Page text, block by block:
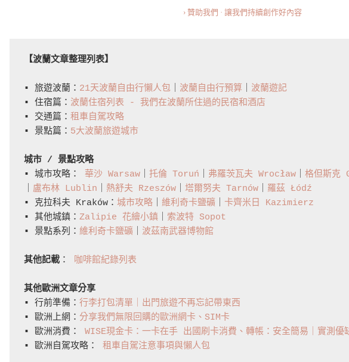
注
包
How
To
In
Rzeszów,
Poland
› 贊助我們 · 讓我們持續創作好內容
【波蘭文章整理列表】
▪️ 旅遊波蘭： 21天波蘭自由行懶人包 波蘭自由行預算
波蘭遊記
▪️ 住宿篇： 波蘭住宿列表 - 我們在波蘭所住過的民宿和酒店
▪️ 交通篇： 租車自駕攻略
▪️ 景點篇： 5大波蘭旅遊城市
城市 / 景點攻略
▪️ 城市攻略： 華沙 Warsaw 托倫 Toruń 弗羅茨瓦夫 Wrocław 格但斯克
盧布林 Lublin 熱舒夫 Rzeszów 塔爾努夫 Tarnów
羅茲 Łódź
▪️ 克拉科夫 Kraków： 城市攻略 維利奇卡鹽礦
卡齊米日 Kazimierz
▪️ 其他城鎮： Zalipie 花繪小鎮
索波特 Sopot
▪️ 景點系列： 維利奇卡鹽礦 波茲南武器博物館
其他記載 ： 咖啡館紀錄列表
其他歐洲文章分享
▪️ 行前準備： 行李打包清單｜出門旅遊不再忘記帶東西
▪️ 歐洲上網： 分享我們無限回購的歐洲網卡、SIM卡
▪️ 歐洲消費： WISE現金卡：一卡在手 出國刷卡消費、轉帳：安全簡易｜實測優
▪️ 歐洲自駕攻略： 租車自駕注意事項與懶人包